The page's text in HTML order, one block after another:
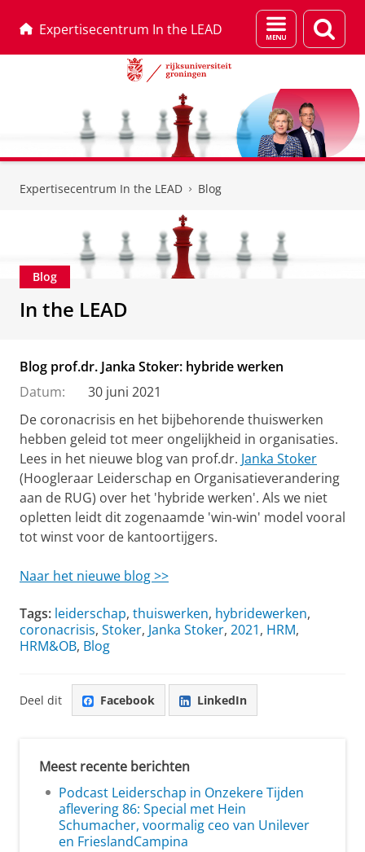
Expertisecentrum In the LEAD
Menu
en
Expertisecentrum In the LEAD Blog
Blog
In the LEAD
Blog prof.dr. Janka Stoker: hybride werken
Datum:
30 juni 2021
De coronacrisis en het bijbehorende thuiswerken
hebben geleid tot meer ongelijkheid in organisaties.
Lees in het nieuwe blog van prof.dr. Janka Stoker
(Hoogleraar Leiderschap en Organisatieverandering
aan de RUG) over het 'hybride werken'. Als we niet
opletten leidt dit zogenaamde 'win-win' model vooral
tot winst voor de kantoortijgers.
Naar het nieuwe blog >>
Tags: leiderschap, thuiswerken, hybridewerken,
coronacrisis, Stoker, Janka Stoker, 2021, HRM,
HRM&OB, Blog
Deel dit Facebook LinkedIn
Meest recente berichten
Podcast Leiderschap in Onzekere Tijden
aflevering 86: Special met Hein
Schumacher, voormalig ceo van Unilever
en FrieslandCampina